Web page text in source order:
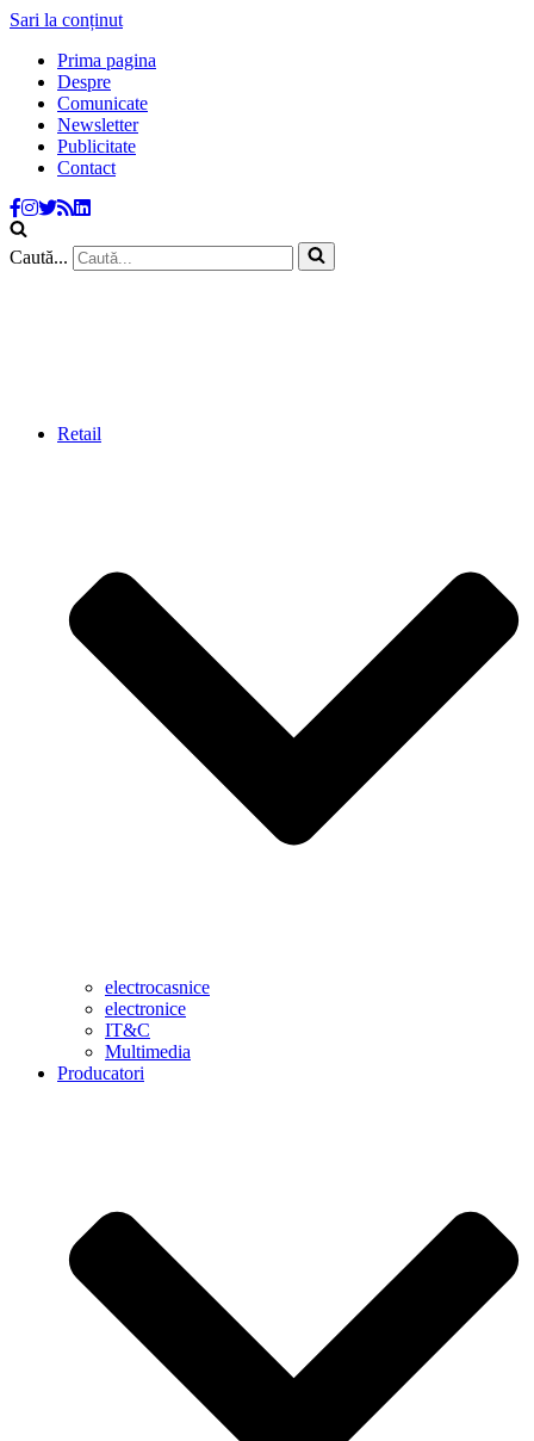
Sari la conținut
Prima pagina
Despre
Comunicate
Newsletter
Publicitate
Contact
Caută...
Retail
electrocasnice
electronice
IT&C
Multimedia
Producatori